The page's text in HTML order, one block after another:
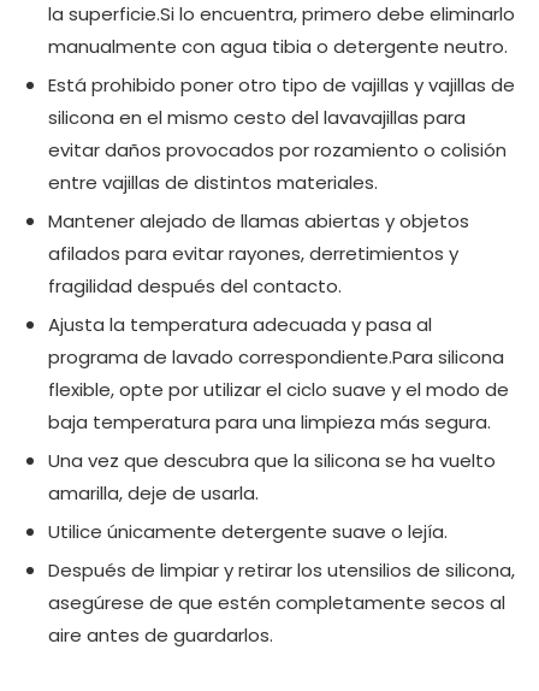
la superficie.Si lo encuentra, primero debe eliminarlo
manualmente con agua tibia o detergente neutro.
Está prohibido poner otro tipo de vajillas y vajillas de
silicona en el mismo cesto del lavavajillas para
evitar daños provocados por rozamiento o colisión
entre vajillas de distintos materiales.
Mantener alejado de llamas abiertas y objetos
afilados para evitar rayones, derretimientos y
fragilidad después del contacto.
Ajusta la temperatura adecuada y pasa al
programa de lavado correspondiente.Para silicona
flexible, opte por utilizar el ciclo suave y el modo de
baja temperatura para una limpieza más segura.
Una vez que descubra que la silicona se ha vuelto
amarilla, deje de usarla.
Utilice únicamente detergente suave o lejía.
Después de limpiar y retirar los utensilios de silicona,
asegúrese de que estén completamente secos al
aire antes de guardarlos.